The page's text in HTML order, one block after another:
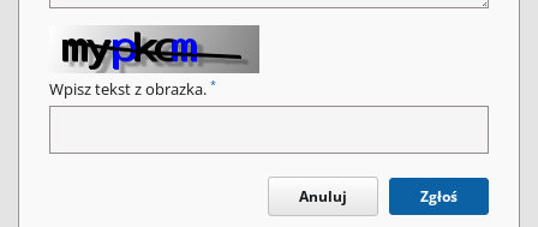
Wpisz tekst z obrazka. *
Anuluj Zgłoś